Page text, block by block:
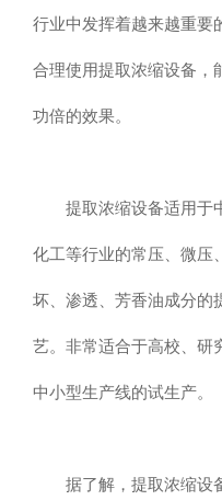
行业中发挥着越来越重要
合理使用提取浓缩设备，
功倍的效果。
提取浓缩设备适用于中
化工等行业的常压、微压
坏、渗透、芳香油成分的
艺。非常适合于高校、研
中小型生产线的试生产。
据了解，提取浓缩设